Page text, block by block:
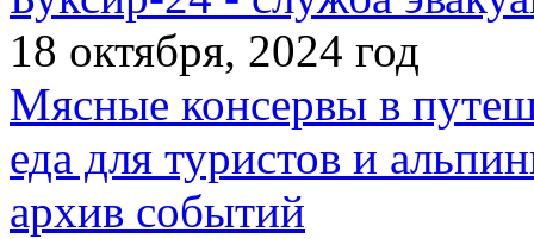
18 октября, 2024 год
Мясные консервы в
еда для туристов и
архив событий